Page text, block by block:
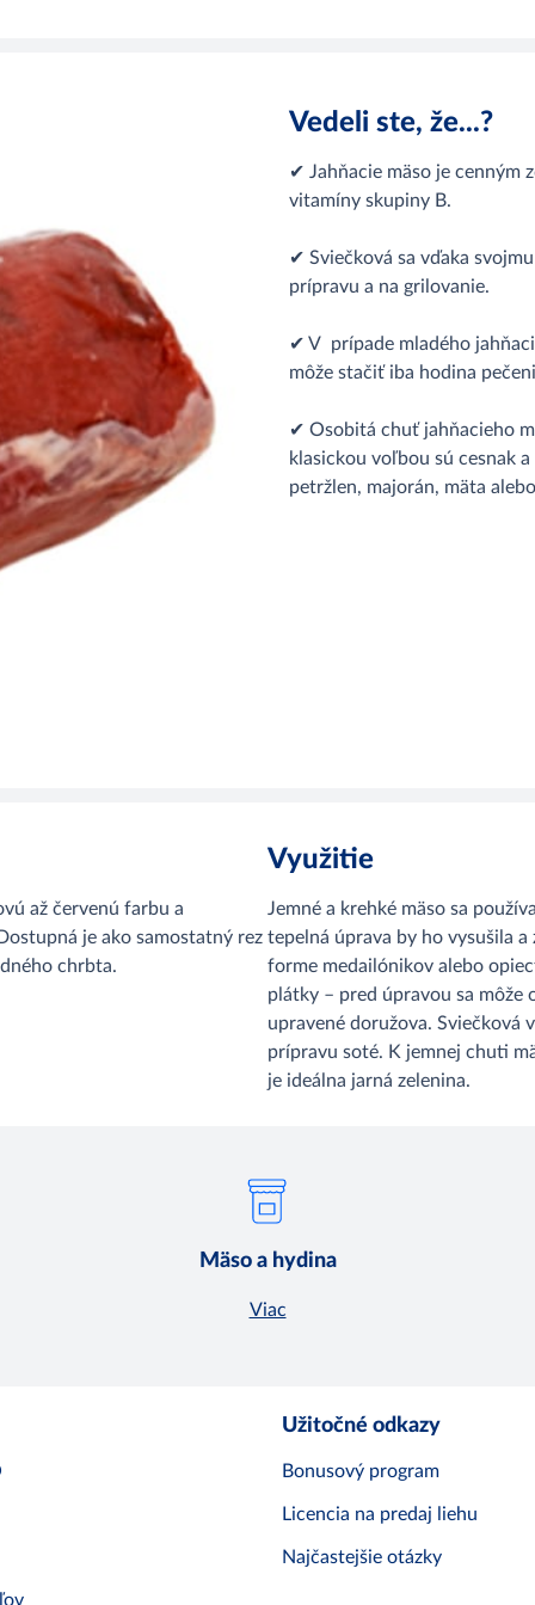
Vedeli ste, že...?
✔ Jahňacie mäso je cenným
vitamíny skupiny B.
✔ Sviečková sa vďaka
prípravu a na grilovanie.
✔ V prípade mladého
môže stačiť iba hodina
✔ Osobitá chuť jahňacieho
klasickou voľbou sú cesnak
petržlen, majorán, mäta
až červenú farbu a
je ako samostatný rez
chrbta.
Využitie
Jemné a krehké mäso sa
tepelná úprava by ho vysušila
forme medailónikov alebo
plátky – pred úpravou sa
upravené doružova. Sviečková
prípravu soté. K jemnej chuti
je ideálna jarná zelenina.
Mäso a hydina
Viac
Užitočné odkazy
Bonusový program
Licencia na predaj liehu
Najčastejšie otázky